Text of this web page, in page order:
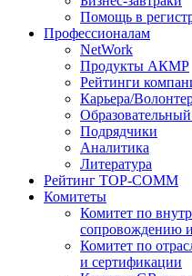
Помощь в
Профессионалам
NetWork
Продукты АКМР
Рейтинги
Карьера/
Подрядчики
Аналитика
Литература
Рейтинг TOP-COMM
Комитеты
Комитет по
сопровождению
Комитет по
и сертификации